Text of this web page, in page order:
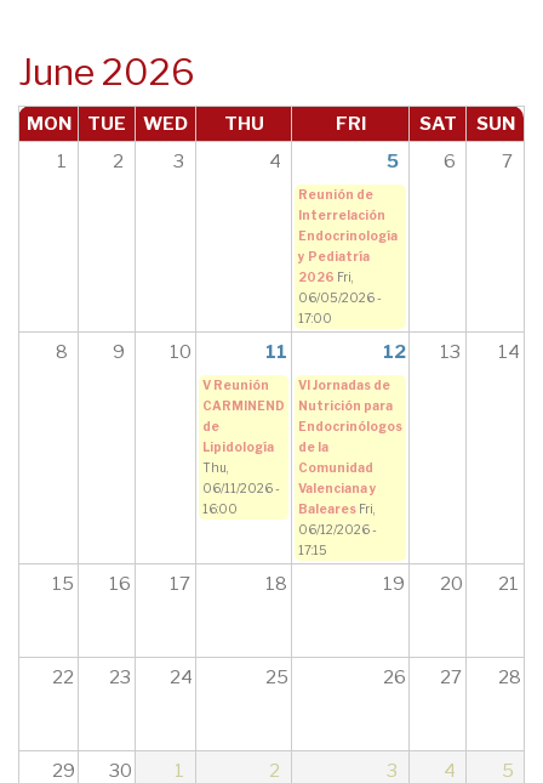
June 2026
MON TUE WED THU FRI SAT
SUN
1
2 3 4 5 6 7
Reunión de
Interrelación
Endocrinología
y Pediatría
2026 Fri,
06/05/2026 -
17:00
8 9 10 11 12 13 14
V Reunión
CARMINEND
de
Lipidología
Thu,
06/11/2026 -
16:00
VI Jornadas de
Nutrición para
Endocrinólogos
de la
Comunidad
Valenciana y
Baleares Fri,
06/12/2026 -
17:15
15 16 17 18 19 20 21
22 23 24 25 26 27 28
29 30 1 2 3 4 5